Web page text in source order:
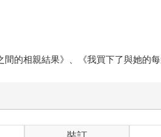
的相親結果》、《我買下了與她的